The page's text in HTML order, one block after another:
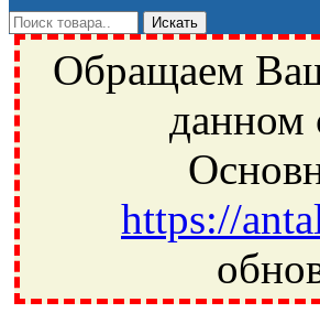
Обращаем
данном
https://